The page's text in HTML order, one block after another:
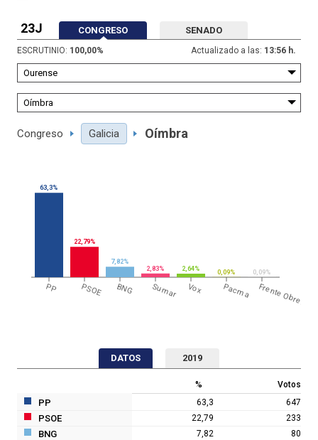
23J CONGRESO SENADO
ESCRUTINIO: 100,00% Actualizado a las: 13:56 h.
Congreso Galicia Oímbra
PP PSOE BNG Sumar Vox Pacma Frente Obrero
63,3%
22,79%
7,82%
2,83%
2,64% 0,09% 0,09%
DATOS 2019
% Votos
PP 63,3 647
PSOE 22,79 233
BNG 7,82 80